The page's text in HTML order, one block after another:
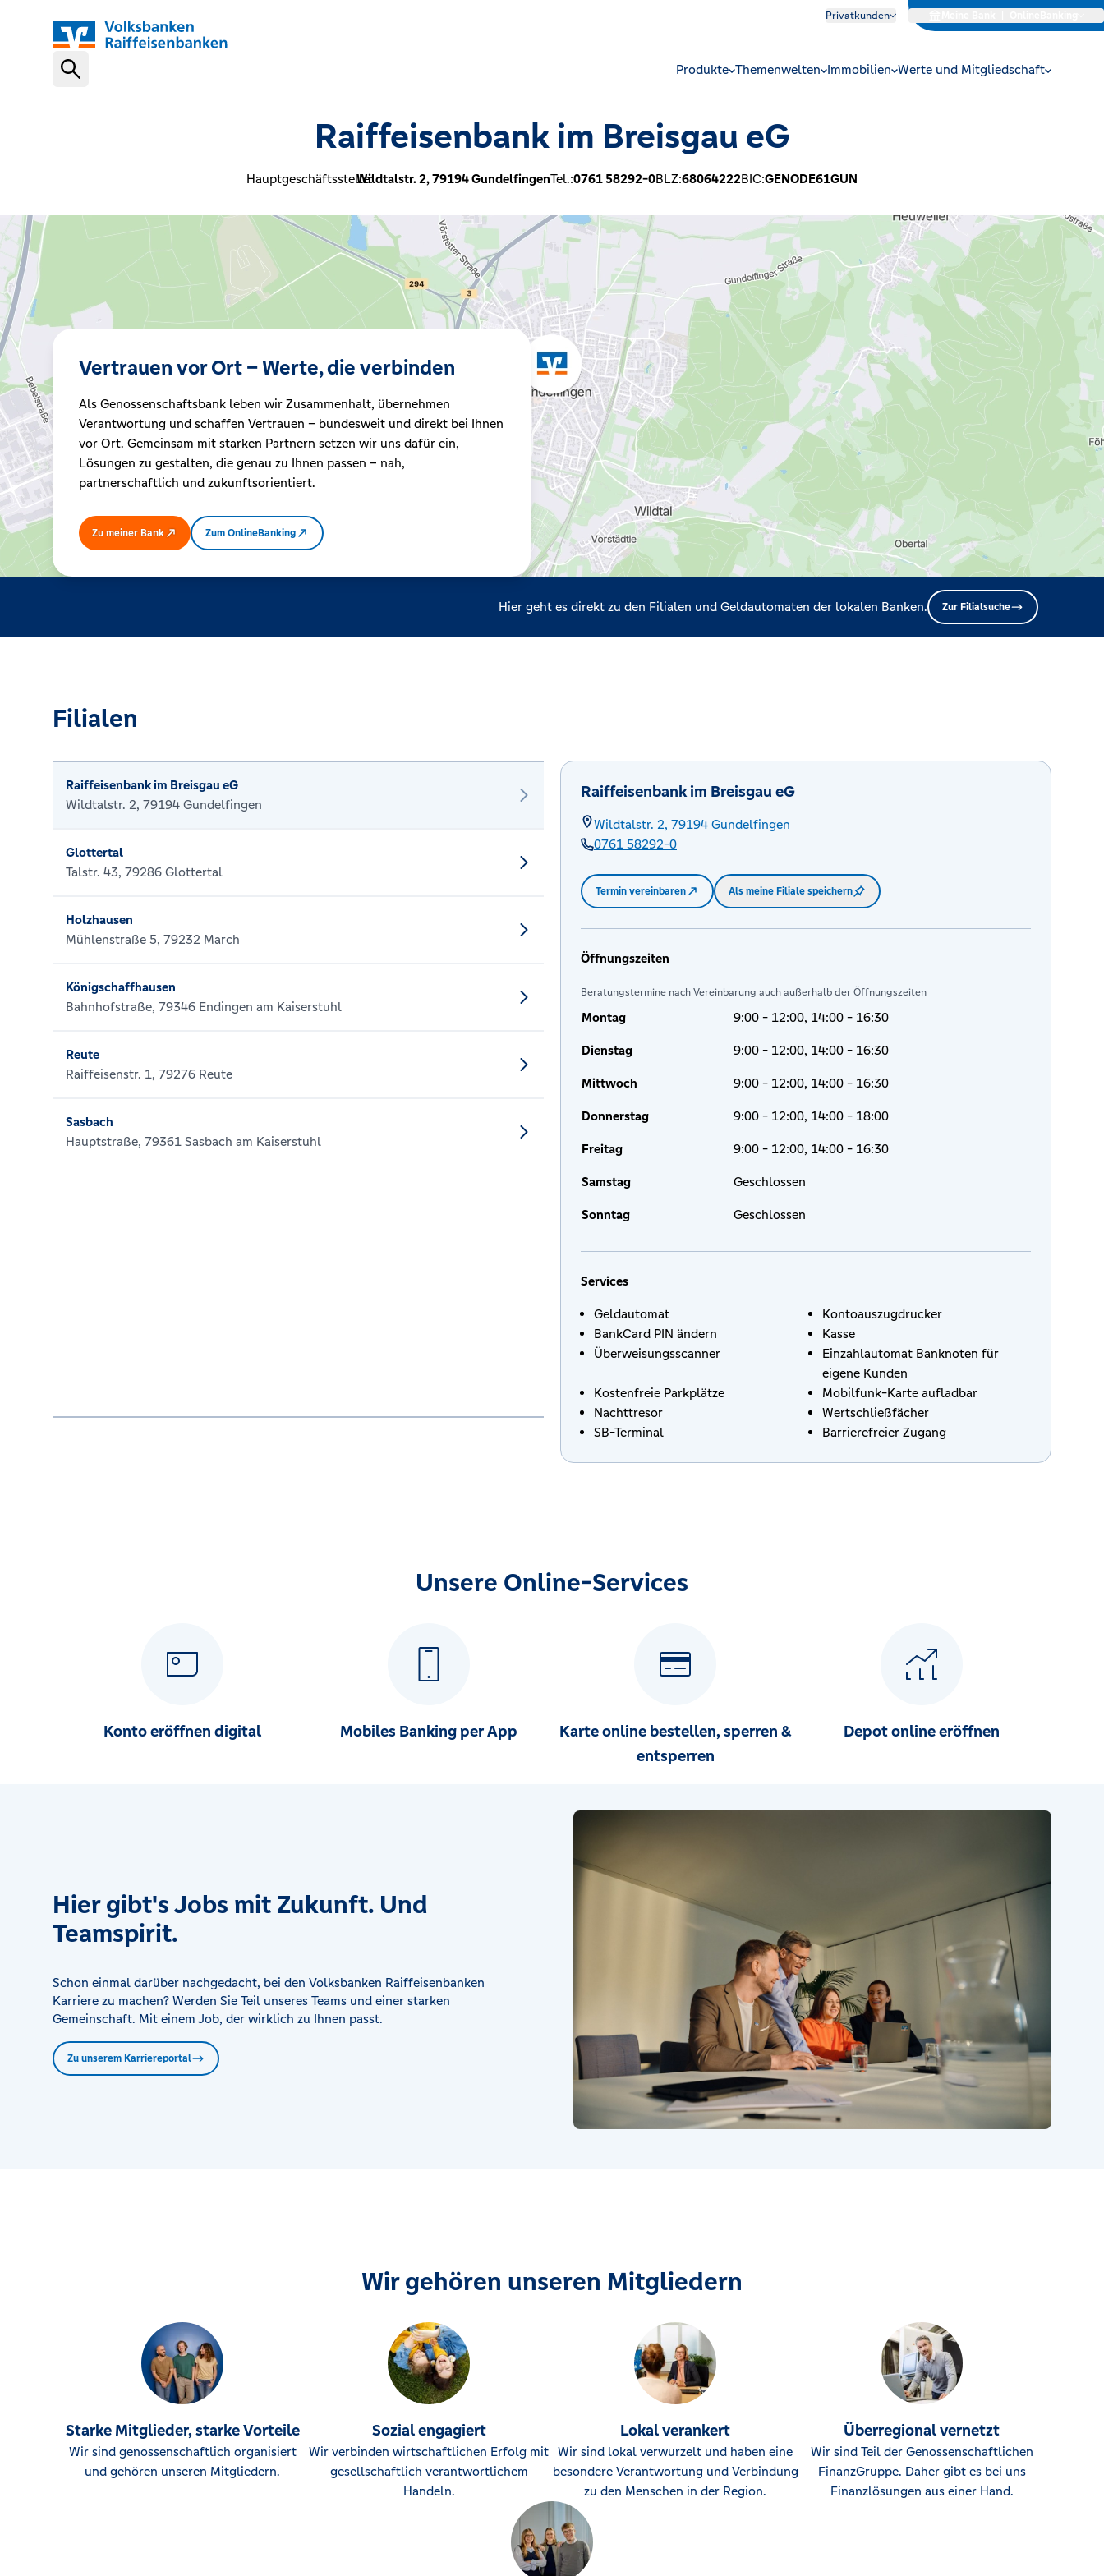
Privatkunden
VR Banking App
Kreditrechner
Immobilien
Produkte Themenwelten Immobilien Werte und Mitgliedschaft
Raiffeisenbank im Breisgau eG
Hauptgeschäftsstelle:Wildtalstr. 2,79194GundelfingenTel.:0761 58292-0BLZ:68064222BIC:GENODE61GUN
Vertrauen vor Ort – Werte, die verbinden
Als Genossenschaftsbank leben wir Zusammenhalt, übernehmen
Verantwortung und schaffen Vertrauen – bundesweit und direkt bei Ihnen
vor Ort. Gemeinsam mit starken Partnern setzen wir uns dafür ein,
Lösungen zu gestalten, die genau zu Ihnen passen – nah,
partnerschaftlich und zukunftsorientiert.
Zu meiner Bank Zum OnlineBanking
Hier geht es direkt zu den Filialen und Geldautomaten der lokalen Banken. Zur Filialsuche
Filialen
Raiffeisenbank im Breisgau eG
Wildtalstr. 2, 79194 Gundelfingen
Glottertal
Talstr. 43, 79286 Glottertal
Holzhausen
Mühlenstraße 5, 79232 March
Königschaffhausen
Bahnhofstraße, 79346 Endingen am Kaiserstuhl
Reute
Raiffeisenstr. 1, 79276 Reute
Sasbach
Hauptstraße, 79361 Sasbach am Kaiserstuhl
Raiffeisenbank im Breisgau eG
Wildtalstr. 2, 79194 Gundelfingen
0761 58292-0
Termin vereinbaren Als meine Filiale speichern
Öffnungszeiten
Beratungstermine nach Vereinbarung auch außerhalb der Öffnungszeiten
Montag 9:00 - 12:00, 14:00 - 16:30
Dienstag 9:00 - 12:00, 14:00 - 16:30
Mittwoch 9:00 - 12:00, 14:00 - 16:30
Donnerstag 9:00 - 12:00, 14:00 - 18:00
Freitag 9:00 - 12:00, 14:00 - 16:30
Samstag Geschlossen
Sonntag Geschlossen
Services
Geldautomat
Kontoauszugdrucker
BankCard PIN ändern
Kasse
Überweisungsscanner
Einzahlautomat Banknoten für
eigene Kunden
Kostenfreie Parkplätze
Mobilfunk-Karte aufladbar
Nachttresor
Wertschließfächer
SB-Terminal
Barrierefreier Zugang
Unsere Online-Services
Konto eröffnen digital Mobiles Banking per App
Karte online bestellen, sperren &
entsperren
Depot online eröffnen
Hier gibt's Jobs mit Zukunft. Und
Teamspirit.
Schon einmal darüber nachgedacht, bei den Volksbanken Raiffeisenbanken
Karriere zu machen? Werden Sie Teil unseres Teams und einer starken
Gemeinschaft. Mit einem Job, der wirklich zu Ihnen passt.
Zu unserem Karriereportal
Wir gehören unseren Mitgliedern
Starke Mitglieder, starke Vorteile
Wir sind genossenschaftlich organisiert
und gehören unseren Mitgliedern.
Sozial engagiert
Wir verbinden wirtschaftlichen Erfolg mit
gesellschaftlich verantwortlichem
Handeln.
Lokal verankert
Wir sind lokal verwurzelt und haben eine
besondere Verantwortung und Verbindung
zu den Menschen in der Region.
Überregional vernetzt
Wir sind Teil der Genossenschaftlichen
FinanzGruppe. Daher gibt es bei uns
Finanzlösungen aus einer Hand.